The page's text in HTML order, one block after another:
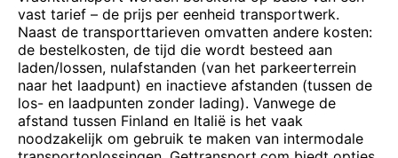
vast tarief – de prijs per eenheid transportwerk.
Naast de transporttarieven omvatten andere kosten:
de bestelkosten, de tijd die wordt besteed aan
laden/lossen, nulafstanden (van het parkeerterrein
naar het laadpunt) en inactieve afstanden (tussen de
los- en laadpunten zonder lading). Vanwege de
afstand tussen Finland en Italië is het vaak
noodzakelijk om gebruik te maken van intermodale